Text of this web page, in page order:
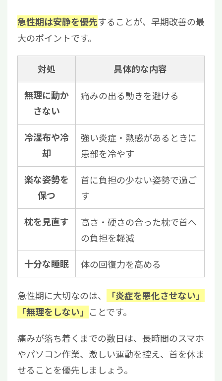
急性期は安静を優先することが、早期改善の最
大のポイントです。
対処 具体的な内容
無理に動か
さない
痛みの出る動きを避ける
冷湿布や冷
却
強い炎症・熱感があるときに
患部を冷やす
楽な姿勢を
保つ
首に負担の少ない姿勢で過ご
す
枕を見直す
高さ・硬さの合った枕で首へ
の負担を軽減
十分な睡眠 体の回復力を高める
急性期に大切なのは、
「炎症を悪化させない」
「無理をしない」 ことです。
痛みが落ち着くまでの数日は、長時間のスマホ
やパソコン作業、激しい運動を控え、首を休ま
せることを優先しましょう。